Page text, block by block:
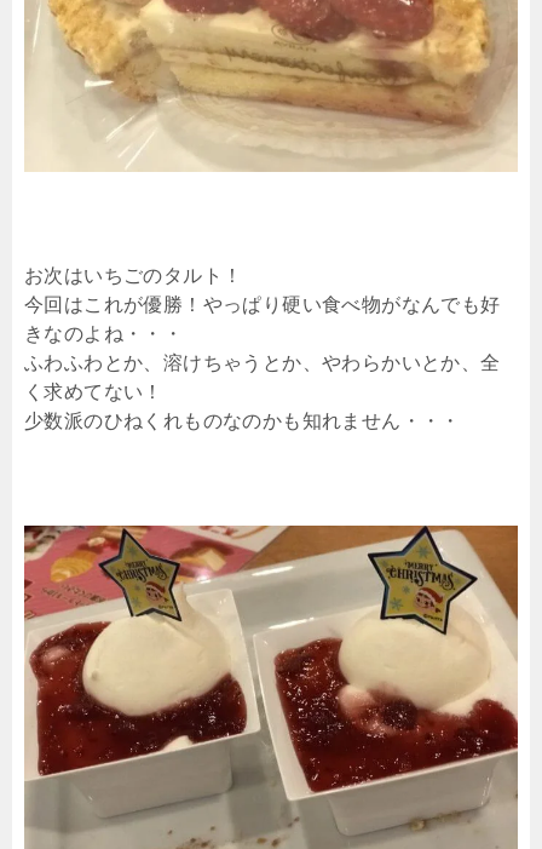
お次はいちごのタルト！
今回はこれが優勝！やっぱり硬い食べ物がなんでも好
きなのよね・・・
ふわふわとか、溶けちゃうとか、やわらかいとか、全
く求めてない！
少数派のひねくれものなのかも知れません・・・